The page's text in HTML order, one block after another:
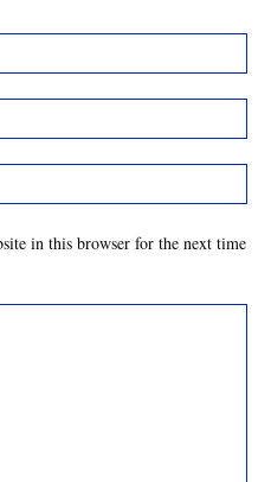
in this browser for the next time